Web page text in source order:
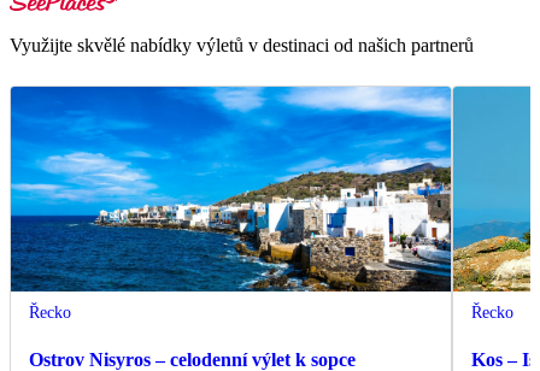
Využijte skvělé nabídky výletů v destinaci od našich partnerů
Řecko
Ostrov Nisyros – celodenní výlet k sopce
Řecko
Kos –